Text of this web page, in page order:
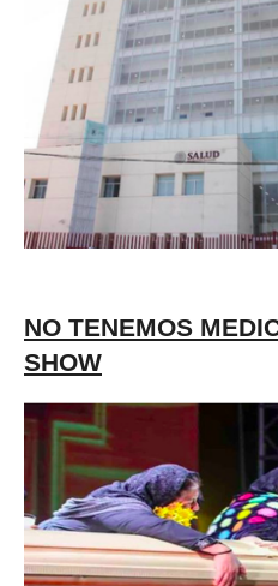
NO TENEMOS
SHOW